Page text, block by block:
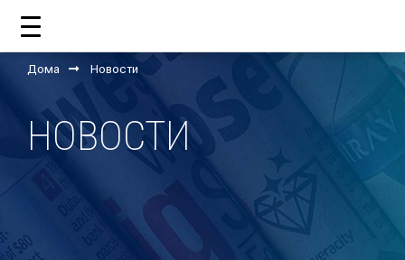
ШТО РАБОТИ ЦУП?
НАШИОТ ТИМ
Дома Новости
НОВОСТИ